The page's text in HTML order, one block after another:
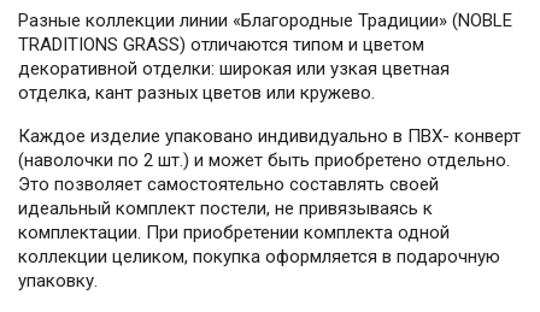
Разные коллекции линии «Благородные Традиции» (NOBLE
TRADITIONS GRASS) отличаются типом и цветом
декоративной отделки: широкая или узкая цветная
отделка, кант разных цветов или кружево.
Каждое изделие упаковано индивидуально в ПВХ- конверт
(наволочки по 2 шт.) и может быть приобретено отдельно.
Это позволяет самостоятельно составлять своей
идеальный комплект постели, не привязываясь к
комплектации. При приобретении комплекта одной
коллекции целиком, покупка оформляется в подарочную
упаковку.